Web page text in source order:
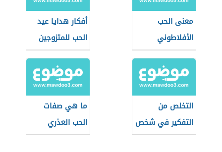
معنى الحب
الأفلاطوني
أفكار هدايا عيد
الحب للمتزوجين
التخلص من
التفكير في شخص
ما هي صفات
الحب العذري